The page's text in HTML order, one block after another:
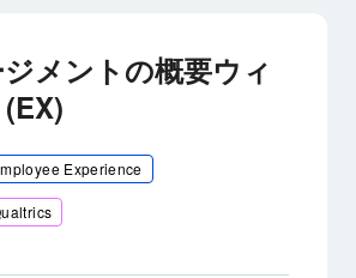
メントの概要ウィ
Experience